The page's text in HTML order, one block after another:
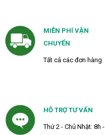
MIỄN PHÍ VẬN
CHUYỂN
Tất cả các đơn hàng
HỖ TRỢ TƯ VẤN
Thứ 2 - Chủ Nhật: 8h -